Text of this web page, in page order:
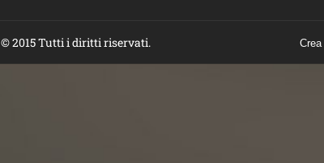
© 2015 Tutti i diritti riservati.